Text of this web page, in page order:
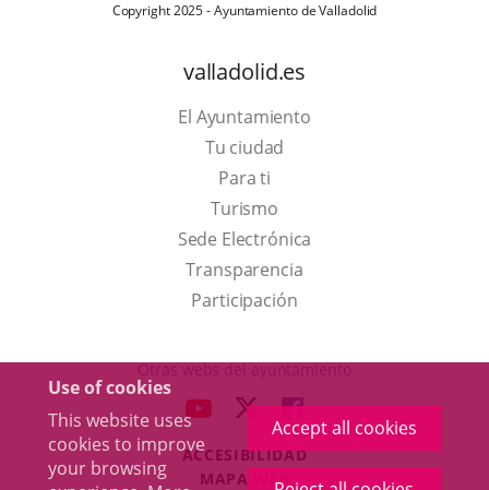
Use of cookies
This website uses
cookies to improve
your browsing
Accept all cookies
Copyright 2025 - Ayuntamiento de Valladolid
valladolid.es
El Ayuntamiento
Tu ciudad
Para ti
TurismoThis
link
will
open
a
up
window.
Sede Electrónica
Transparencia
Participación
Otras webs del ayuntamiento
LINK
EXTERNAL
LINK
TO
EXTERNAL
LINK
TO
EXTERNAL
ACCESIBILIDAD
MAPA WEB